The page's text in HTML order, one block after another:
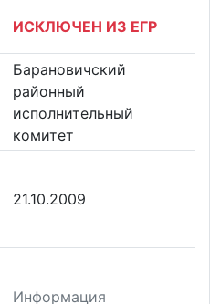
ИСКЛЮЧЕН ИЗ ЕГР
Барановичский
районный
исполнительный
комитет
21.10.2009
Информация